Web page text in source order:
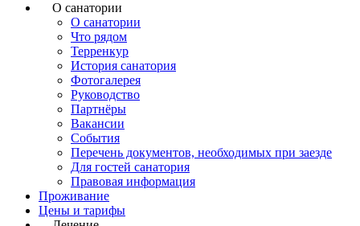
О санатории
О санатории
Что рядом
Терренкур
История санатория
Фотогалерея
Руководство
Партнёры
Вакансии
События
Перечень документов, необходимых при заезде
Для гостей санатория
Правовая информация
Проживание
Цены и тарифы